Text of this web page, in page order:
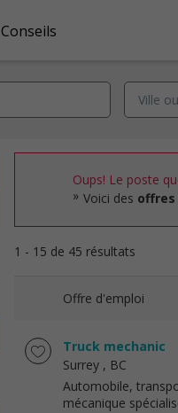
Conseils
Oups! Le poste
Voici des
1 - 15 de 45 résultats
Offre d'emploi
Truck mechanic
Surrey , BC
Automobile,
mécanique